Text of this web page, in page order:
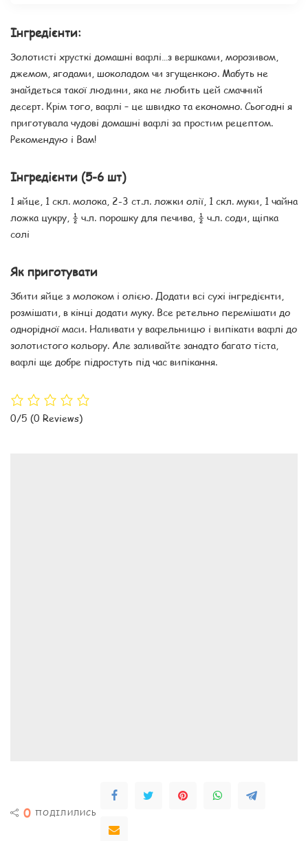
Інгредієнти:
Золотисті хрусткі домашні вафлі…з вершками, морозивом,
джемом, ягодами, шоколадом чи згущенкою. Мабуть не
знайдеться такої людини, яка не любить цей смачний
десерт. Крім того, вафлі – це швидко та економно. Сьогодні я
приготувала чудові домашні вафлі за простим рецептом.
Рекомендую і Вам!
Інгредієнти (5-6 шт)
1 яйце, 1 скл. молока, 2-3 ст.л. ложки олії, 1 скл. муки, 1 чайна
ложка цукру, ½ ч.л. порошку для печива, ½ ч.л. соди, щіпка
солі
Як приготувати
Збити яйце з молоком і олією. Додати всі сухі інгредієнти,
розмішати, в кінці додати муку. Все ретельно перемішати до
однорідної маси. Наливати у вафельницю і випікати вафлі до
золотистого кольору. Але заливайте занадто багато тіста,
вафлі ще добре підростуть під час випікання.
0/5 (0 Reviews)
0 ПОДІЛИЛИСЬ